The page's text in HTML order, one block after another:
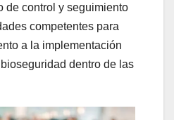
de control y seguimiento
competentes para
a la implementación
dentro de las